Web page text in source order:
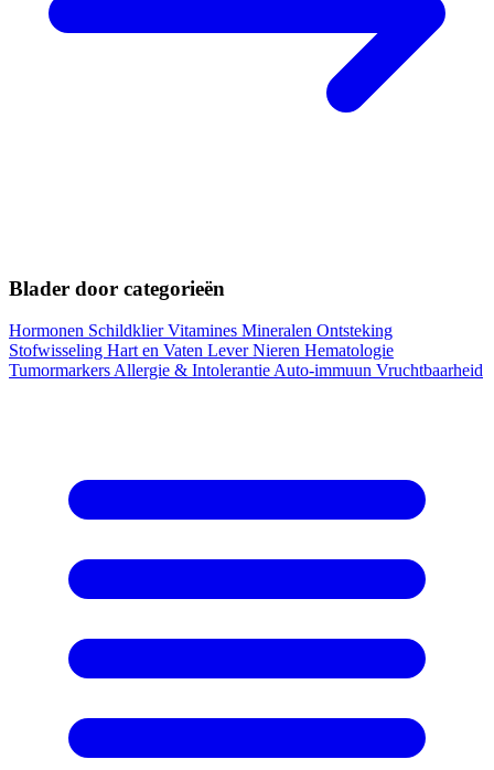
Blader door categorieën
Hormonen SchildklierVitamines Mineralen Ontsteking
Stofwisseling Hart en Vaten LeverNieren Hematologie
TumormarkersAllergie & IntolerantieAuto-immuun Vruchtbaarheid